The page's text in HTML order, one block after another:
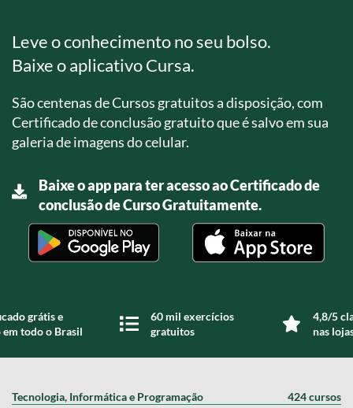
Leve o conhecimento no seu bolso.
Baixe o aplicativo Cursa.
São centenas de Cursos gratuitos a disposição, com
Certificado de conclusão gratuito que é salvo em sua
galeria de imagens do celular.
Baixe o app para ter acesso ao Certificado de
conclusão de Curso Gratuitamente.
grátis e
todo o Brasil
60 mil exercícios
gratuitos
4,8/5
nas
Tecnologia, Informática e Programação 424 cursos